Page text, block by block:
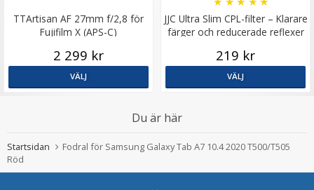
JJC CL-B12 dammblåsare/blåsbälg för optik svart
TTArtisan AF 27mm f/2,8 för
Fujifilm X (APS-C)
2 299 kr
VÄLJ
JJC Ultra Slim CPL-filter – Klarare
färger och reducerade reflexer
219 kr
VÄLJ
Du är här
Startsidan
Fodral för Samsung Galaxy Tab A7 10.4 2020 T500/T505
Röd